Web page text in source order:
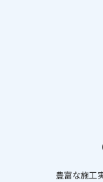
豊富な施工